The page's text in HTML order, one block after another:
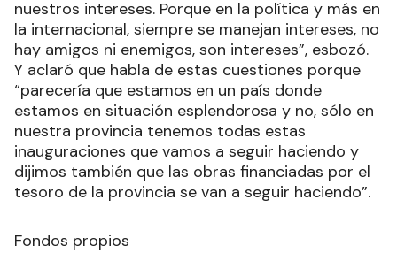
nuestros intereses. Porque en la política y más en
la internacional, siempre se manejan intereses, no
hay amigos ni enemigos, son intereses”, esbozó.
Y aclaró que habla de estas cuestiones porque
“parecería que estamos en un país donde
estamos en situación esplendorosa y no, sólo en
nuestra provincia tenemos todas estas
inauguraciones que vamos a seguir haciendo y
dijimos también que las obras financiadas por el
tesoro de la provincia se van a seguir haciendo”.
Fondos propios